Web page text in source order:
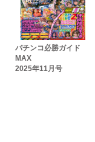
パチンコ必勝ガイド
MAX
2025年11月号